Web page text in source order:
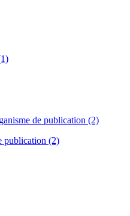
de publication (2)
publication (2)